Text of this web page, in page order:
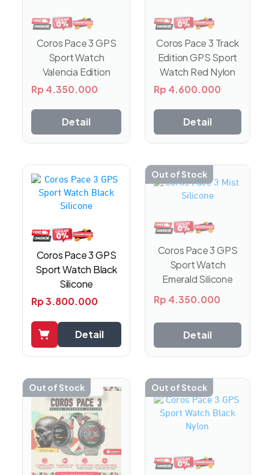
Coros Pace 3 GPS
Sport Watch
Valencia Edition
Rp 4.350.000
Detail
Coros Pace 3 Track
Edition GPS Sport
Watch Red Nylon
Rp 4.600.000
Detail
Coros Pace 3 GPS
Sport Watch Black
Silicone
Rp3.800.000
Detail
Out of Stock
Coros Pace 3 GPS
Sport Watch
Emerald Silicone
Rp 4.350.000
Detail
Out of Stock Out of Stock